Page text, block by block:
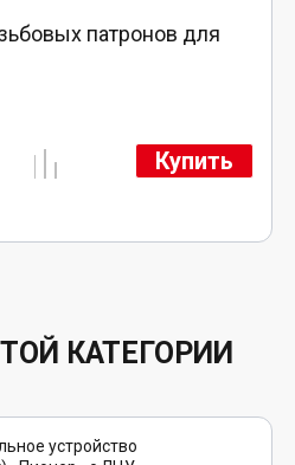
патронов для
Купить
КАТЕГОРИИ